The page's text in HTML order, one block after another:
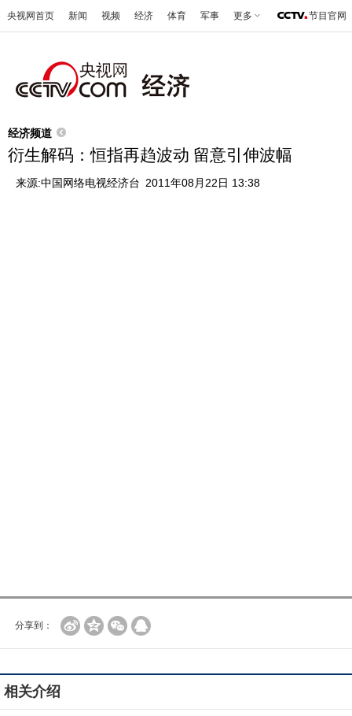
央视网首页 新闻 视频 经济 体育 军事 更多 节目官网
经济频道
衍生解码：恒指再趋波动 留意引伸波幅
来源:中国网络电视经济台 2011年08月22日 13:38
分享到：
相关介绍